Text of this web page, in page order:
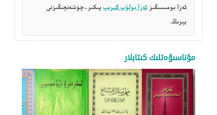
ئەزا بومىسىڭىز ئەزا بولۇپ كىرىپ پىكىر-چۈشەنچىڭىزنى
يېزىڭ.
مۇناسىۋەتلىك كىتابلار